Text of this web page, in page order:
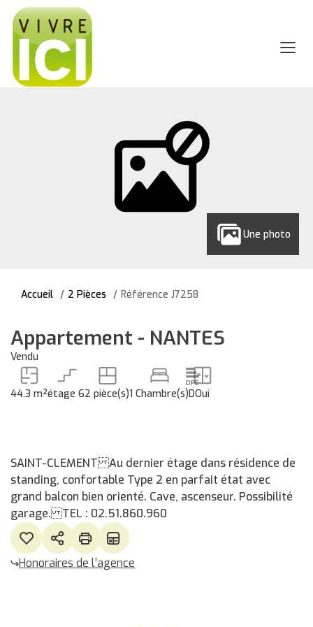
Une photo
Accueil 2 Pièces Référence J7258
Appartement - NANTES
Vendu
44.3 m²étage 62 pièce(s)1 Chambre(s)DOui
SAINT-CLEMENT Au dernier étage dans résidence de
standing, confortable Type 2 en parfait état avec
grand balcon bien orienté. Cave, ascenseur. Possibilité
garage. TEL : 02.51.860.960
Honoraires de l'agence